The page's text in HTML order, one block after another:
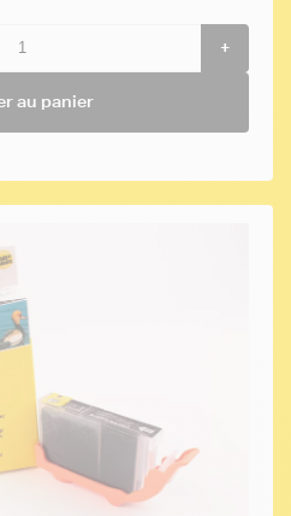
+
au panier